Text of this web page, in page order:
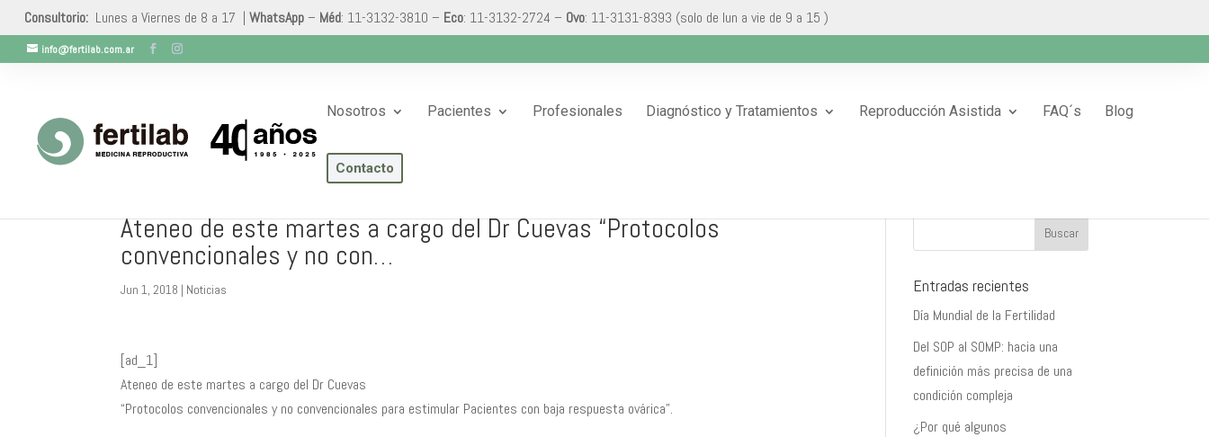
Consultorio:Lunes a Viernes de 8 a 17 | WhatsApp– Méd: 11-3132-3810 – Eco: 11-3132-2724 – Ovo: 11-3131-8393 (solo de lun a vie de 9 a 15 )
info@fertilab.com.ar
Nosotros Pacientes Profesionales Diagnóstico y Tratamientos Reproducción Asistida FAQ´s Blog
Contacto
Ateneo de este martes a cargo del Dr Cuevas “Protocolos
convencionales y no con…
Jun 1, 2018 | Noticias
[ad_1]
Ateneo de este martes a cargo del Dr Cuevas
“Protocolos convencionales y no convencionales para estimular Pacientes con baja respuesta ovárica”.
Entradas recientes
Día Mundial de la Fertilidad
Del SOP al SOMP: hacia una
definición más precisa de una
condición compleja
¿Por qué algunos